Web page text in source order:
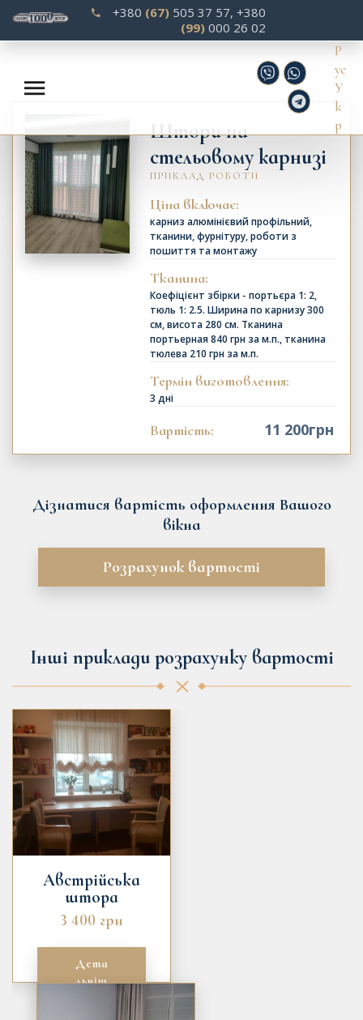
‎+380 (67) 505 37 57, ‎+380
(99) 000 26 02
Р
ус
У
к
р
Штори на
стельовому карнизі
ПРИКЛАД РОБОТИ
Ціна включає:
карниз алюмінієвий профільний,
тканини, фурнітуру, роботи з
пошиття та монтажу
Тканина:
Коефіцієнт збірки - портьєра 1: 2,
тюль 1: 2.5. Ширина по карнизу 300
см, висота 280 см. Тканина
портьерная 840 грн за м.п., тканина
тюлева 210 грн за м.п.
Термін виготовлення:
3 дні
Вартість: грн
11 200
Дізнатися вартість оформлення Вашого
вікна
Розрахунок вартості
Інші приклади розрахунку вартості
Австрійська
штора
3 400 грн
Дета
льніш